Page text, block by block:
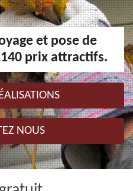
et pose de
prix attractifs.
NOUS